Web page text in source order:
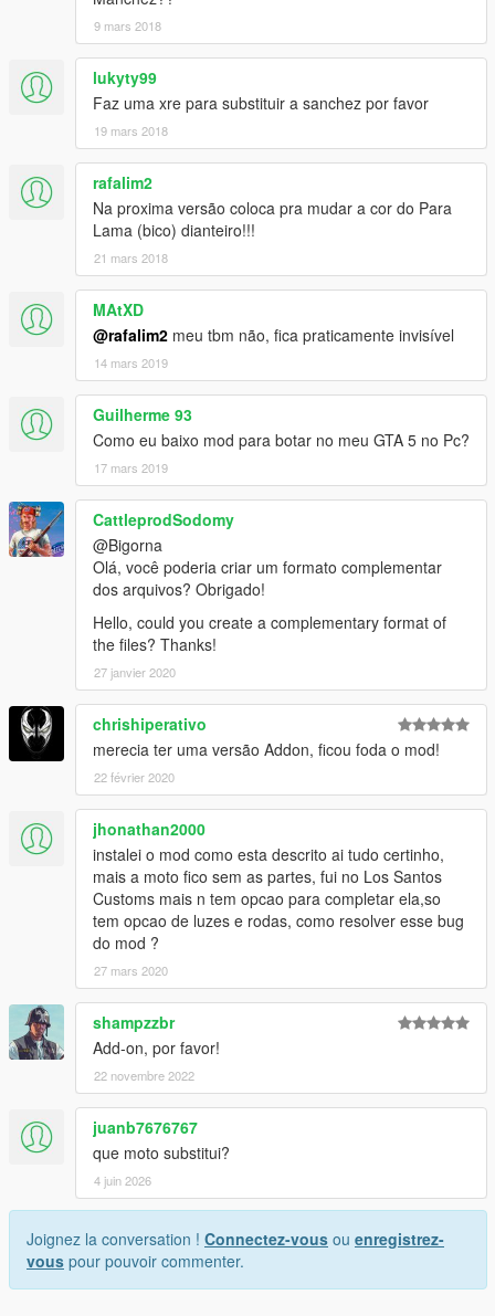
9 mars 2018
lukyty99
Faz uma xre para substituir a sanchez por favor
19 mars 2018
rafalim2
Na proxima versão coloca pra mudar a cor do Para
Lama (bico) dianteiro!!!
21 mars 2018
MAtXD
@rafalim2 meu tbm não, fica praticamente invisível
14 mars 2019
Guilherme 93
Como eu baixo mod para botar no meu GTA 5 no Pc?
17 mars 2019
CattleprodSodomy
@Bigorna
Olá, você poderia criar um formato complementar
dos arquivos? Obrigado!
Hello, could you create a complementary format of
the files? Thanks!
27 janvier 2020
chrishiperativo
merecia ter uma versão Addon, ficou foda o mod!
22 février 2020
jhonathan2000
instalei o mod como esta descrito ai tudo certinho,
mais a moto fico sem as partes, fui no Los Santos
Customs mais n tem opcao para completar ela,so
tem opcao de luzes e rodas, como resolver esse bug
do mod ?
27 mars 2020
shampzzbr
Add-on, por favor!
22 novembre 2022
juanb7676767
que moto substitui?
4 juin 2026
Joignez la conversation ! Connectez-vous ou enregistrez-
vous pour pouvoir commenter.